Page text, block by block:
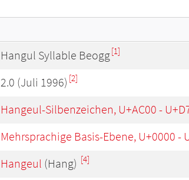
Hangul Syllable Beogg[1]
2.0 (Juli 1996) [2]
Hangeul-Silbenzeichen, U+AC00 -
Mehrsprachige Basis-Ebene, U+0000 -
Hangeul (Hang) [4]